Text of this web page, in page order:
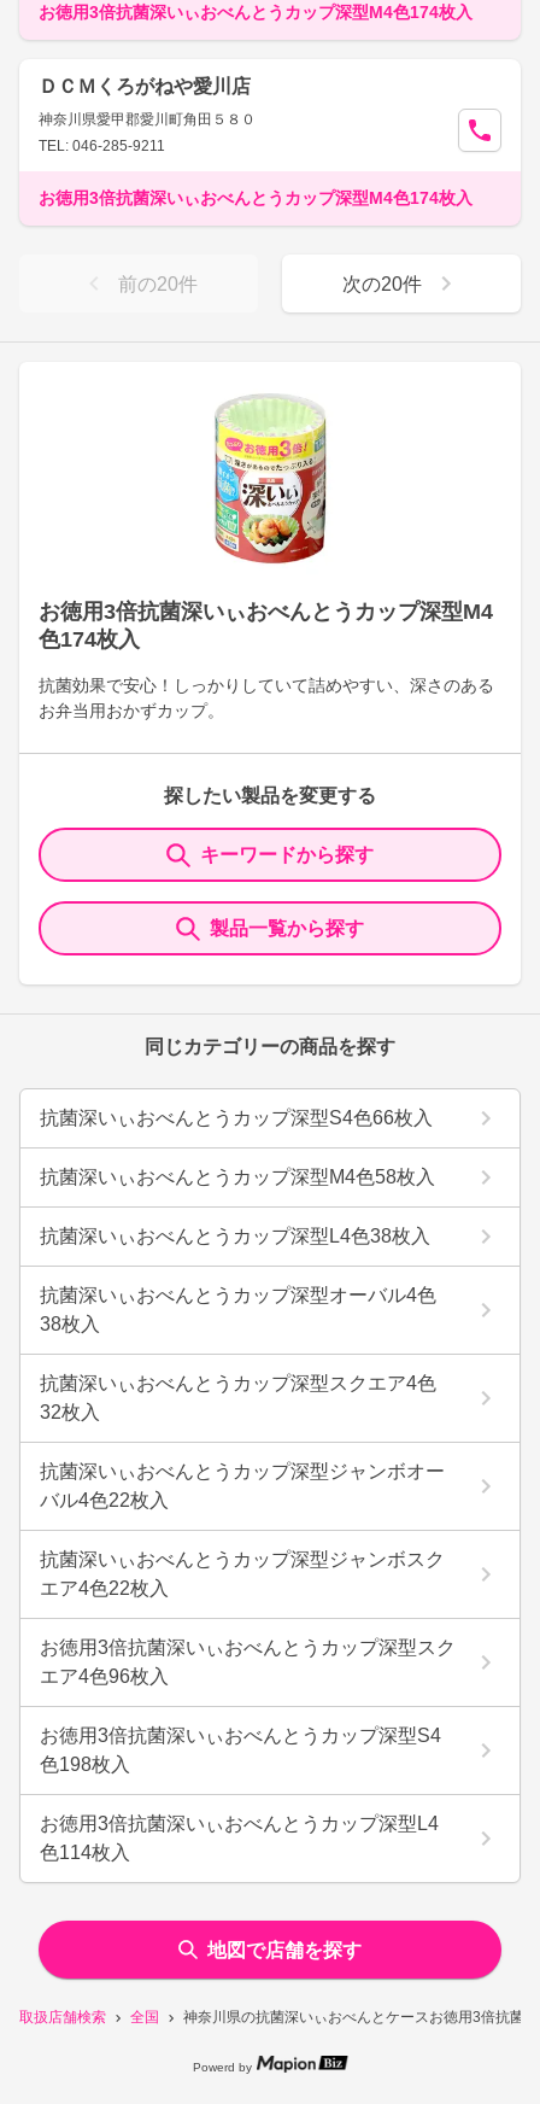
取扱店舗検索 全国 神奈川県の抗菌深いぃおべんとケースお徳用3倍抗菌
お徳用3倍抗菌深いぃおべんとうカップ深型M4
色174枚入
抗菌効果で安心！しっかりしていて詰めやすい、深さのある
お弁当用おかずカップ。
探したい製品を変更する
キーワードから探す
製品一覧から探す
同じカテゴリーの商品を探す
抗菌深いぃおべんとうカップ深型S4色66枚入
抗菌深いぃおべんとうカップ深型M4色58枚入
抗菌深いぃおべんとうカップ深型L4色38枚入
抗菌深いぃおべんとうカップ深型オーバル4色
38枚入
抗菌深いぃおべんとうカップ深型スクエア4色
32枚入
抗菌深いぃおべんとうカップ深型ジャンボオー
バル4色22枚入
抗菌深いぃおべんとうカップ深型ジャンボスク
エア4色22枚入
お徳用3倍抗菌深いぃおべんとうカップ深型スク
エア4色96枚入
お徳用3倍抗菌深いぃおべんとうカップ深型S4
色198枚入
お徳用3倍抗菌深いぃおべんとうカップ深型L4
色114枚入
お徳用3倍抗菌深いぃおべんとうカップ深型M4色174枚入
ＤＣＭくろがねや愛川店
神奈川県愛甲郡愛川町角田５８０
TEL: 046-285-9211
お徳用3倍抗菌深いぃおべんとうカップ深型M4色174枚入
前の20件 次の20件
地図で店舗を探す
Powerd by